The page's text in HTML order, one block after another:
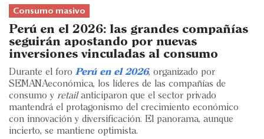
Legal y Política
Eventos
Ranking CEO
Edición Impresa
Consumo masivo
Perú en el 2026: las grandes compañías
seguirán apostando por nuevas
inversiones vinculadas al consumo
Durante el foro Perú en el 2026, organizado por
SEMANAeconómica, los líderes de las compañías de
consumo y retailanticiparon que el sector privado
mantendrá el protagonismo del crecimiento económico
con innovación y diversificación. El panorama, aunque
incierto, se mantiene optimista.